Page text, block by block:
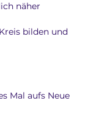
näher
bilden und
Mal aufs Neue